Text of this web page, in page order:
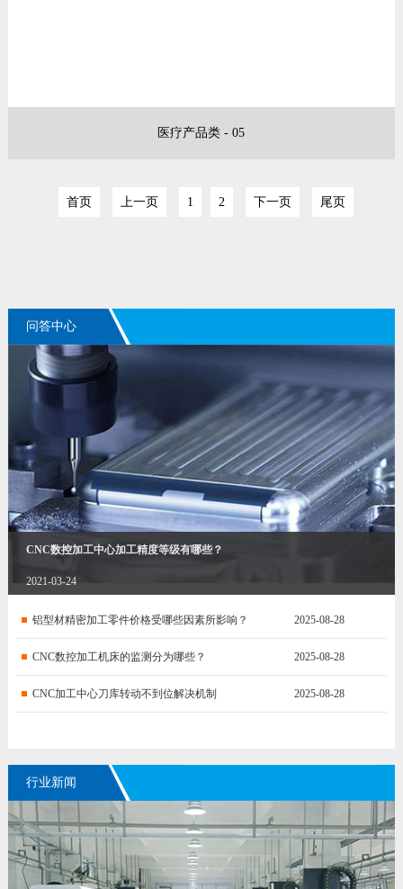
医疗产品类 - 05
首页 上一页 1 2 下一页 尾页
问答中心
CNC数控加工中心加工精度等级有哪些？
2021-03-24
铝型材精密加工零件价格受哪些因素所影响？ 2025-08-28
CNC数控加工机床的监测分为哪些？ 2025-08-28
CNC加工中心刀库转动不到位解决机制 2025-08-28
行业新闻